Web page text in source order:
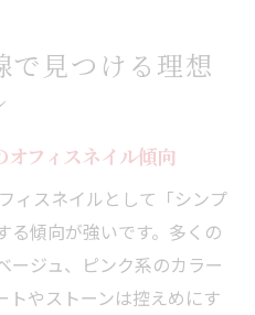
で見つける理想
オフィスネイル傾向
ィスネイルとして「シンプ
る傾向が強いです。多くの
ージュ、ピンク系のカラー
トやストーンは控えめにす